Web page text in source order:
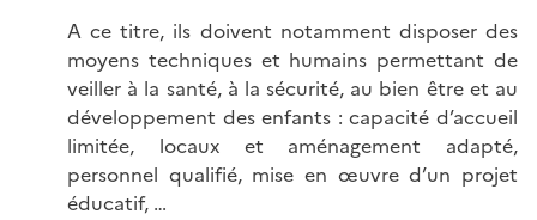
A ce titre, ils doivent notamment disposer des
moyens techniques et humains permettant de
veiller à la santé, à la sécurité, au bien être et au
développement des enfants : capacité d’accueil
limitée, locaux et aménagement adapté,
personnel qualifié, mise en œuvre d’un projet
éducatif, …